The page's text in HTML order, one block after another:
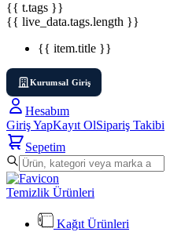
{{ t.tags }}
{{ live_data.tags.length }}
{{ item.title }}
Kurumsal Giriş
Hesabım
Giriş YapKayıt OlSipariş Takibi
Sepetim
Temizlik Ürünleri
Kağıt Ürünleri